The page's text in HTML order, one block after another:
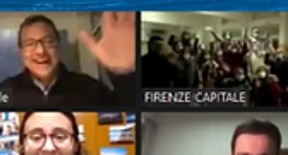
precedenti, in cui era presente un relatore,
questa...